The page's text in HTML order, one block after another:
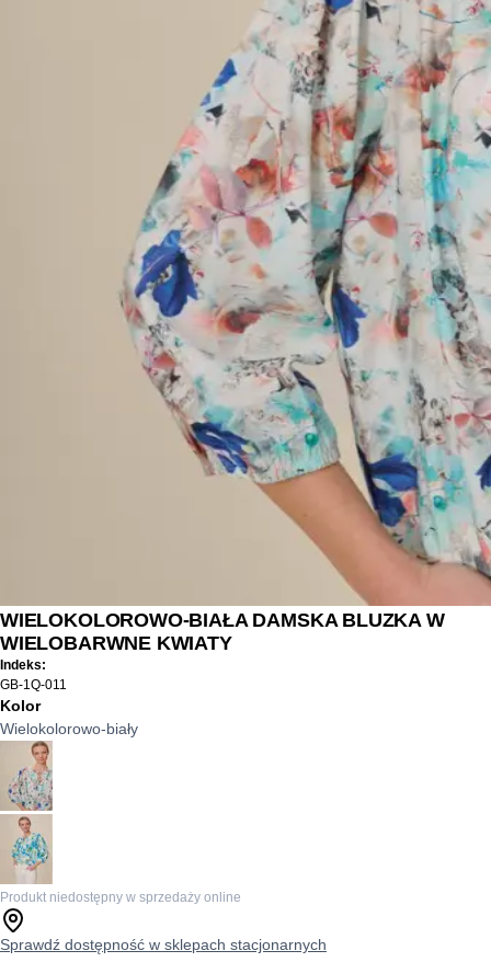
WIELOKOLOROWO-BIAŁA DAMSKA BLUZKA W
WIELOBARWNE KWIATY
Indeks:
GB-1Q-011
Kolor
Wielokolorowo-biały
Produkt niedostępny w sprzedaży online
Sprawdź dostępność w sklepach stacjonarnych